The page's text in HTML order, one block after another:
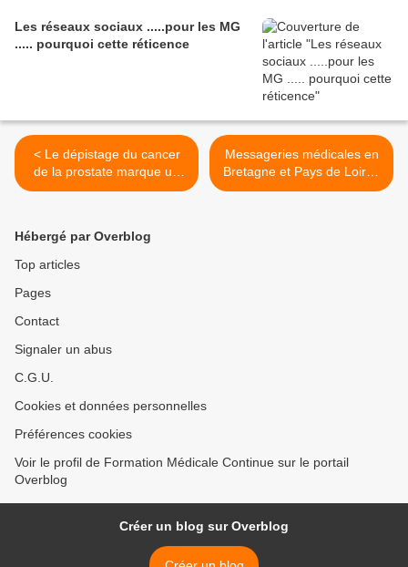
Les réseaux sociaux .....pour les MG
..... pourquoi cette réticence
< Le dépistage du cancer
de la prostate marque un
point:ERSPC (European
Cancer)
Messageries médicales en
Bretagne et Pays de Loire :
La guerre des frères
Hébergé par Overblog
Top articles
Pages
Contact
Signaler un abus
C.G.U.
Cookies et données personnelles
Préférences cookies
Voir le profil de Formation Médicale Continue sur le portail
Overblog
Créer un blog sur Overblog